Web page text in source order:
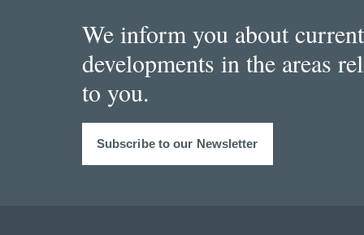
We inform you about
developments in the areas
to you.
Subscribe to our Newsletter